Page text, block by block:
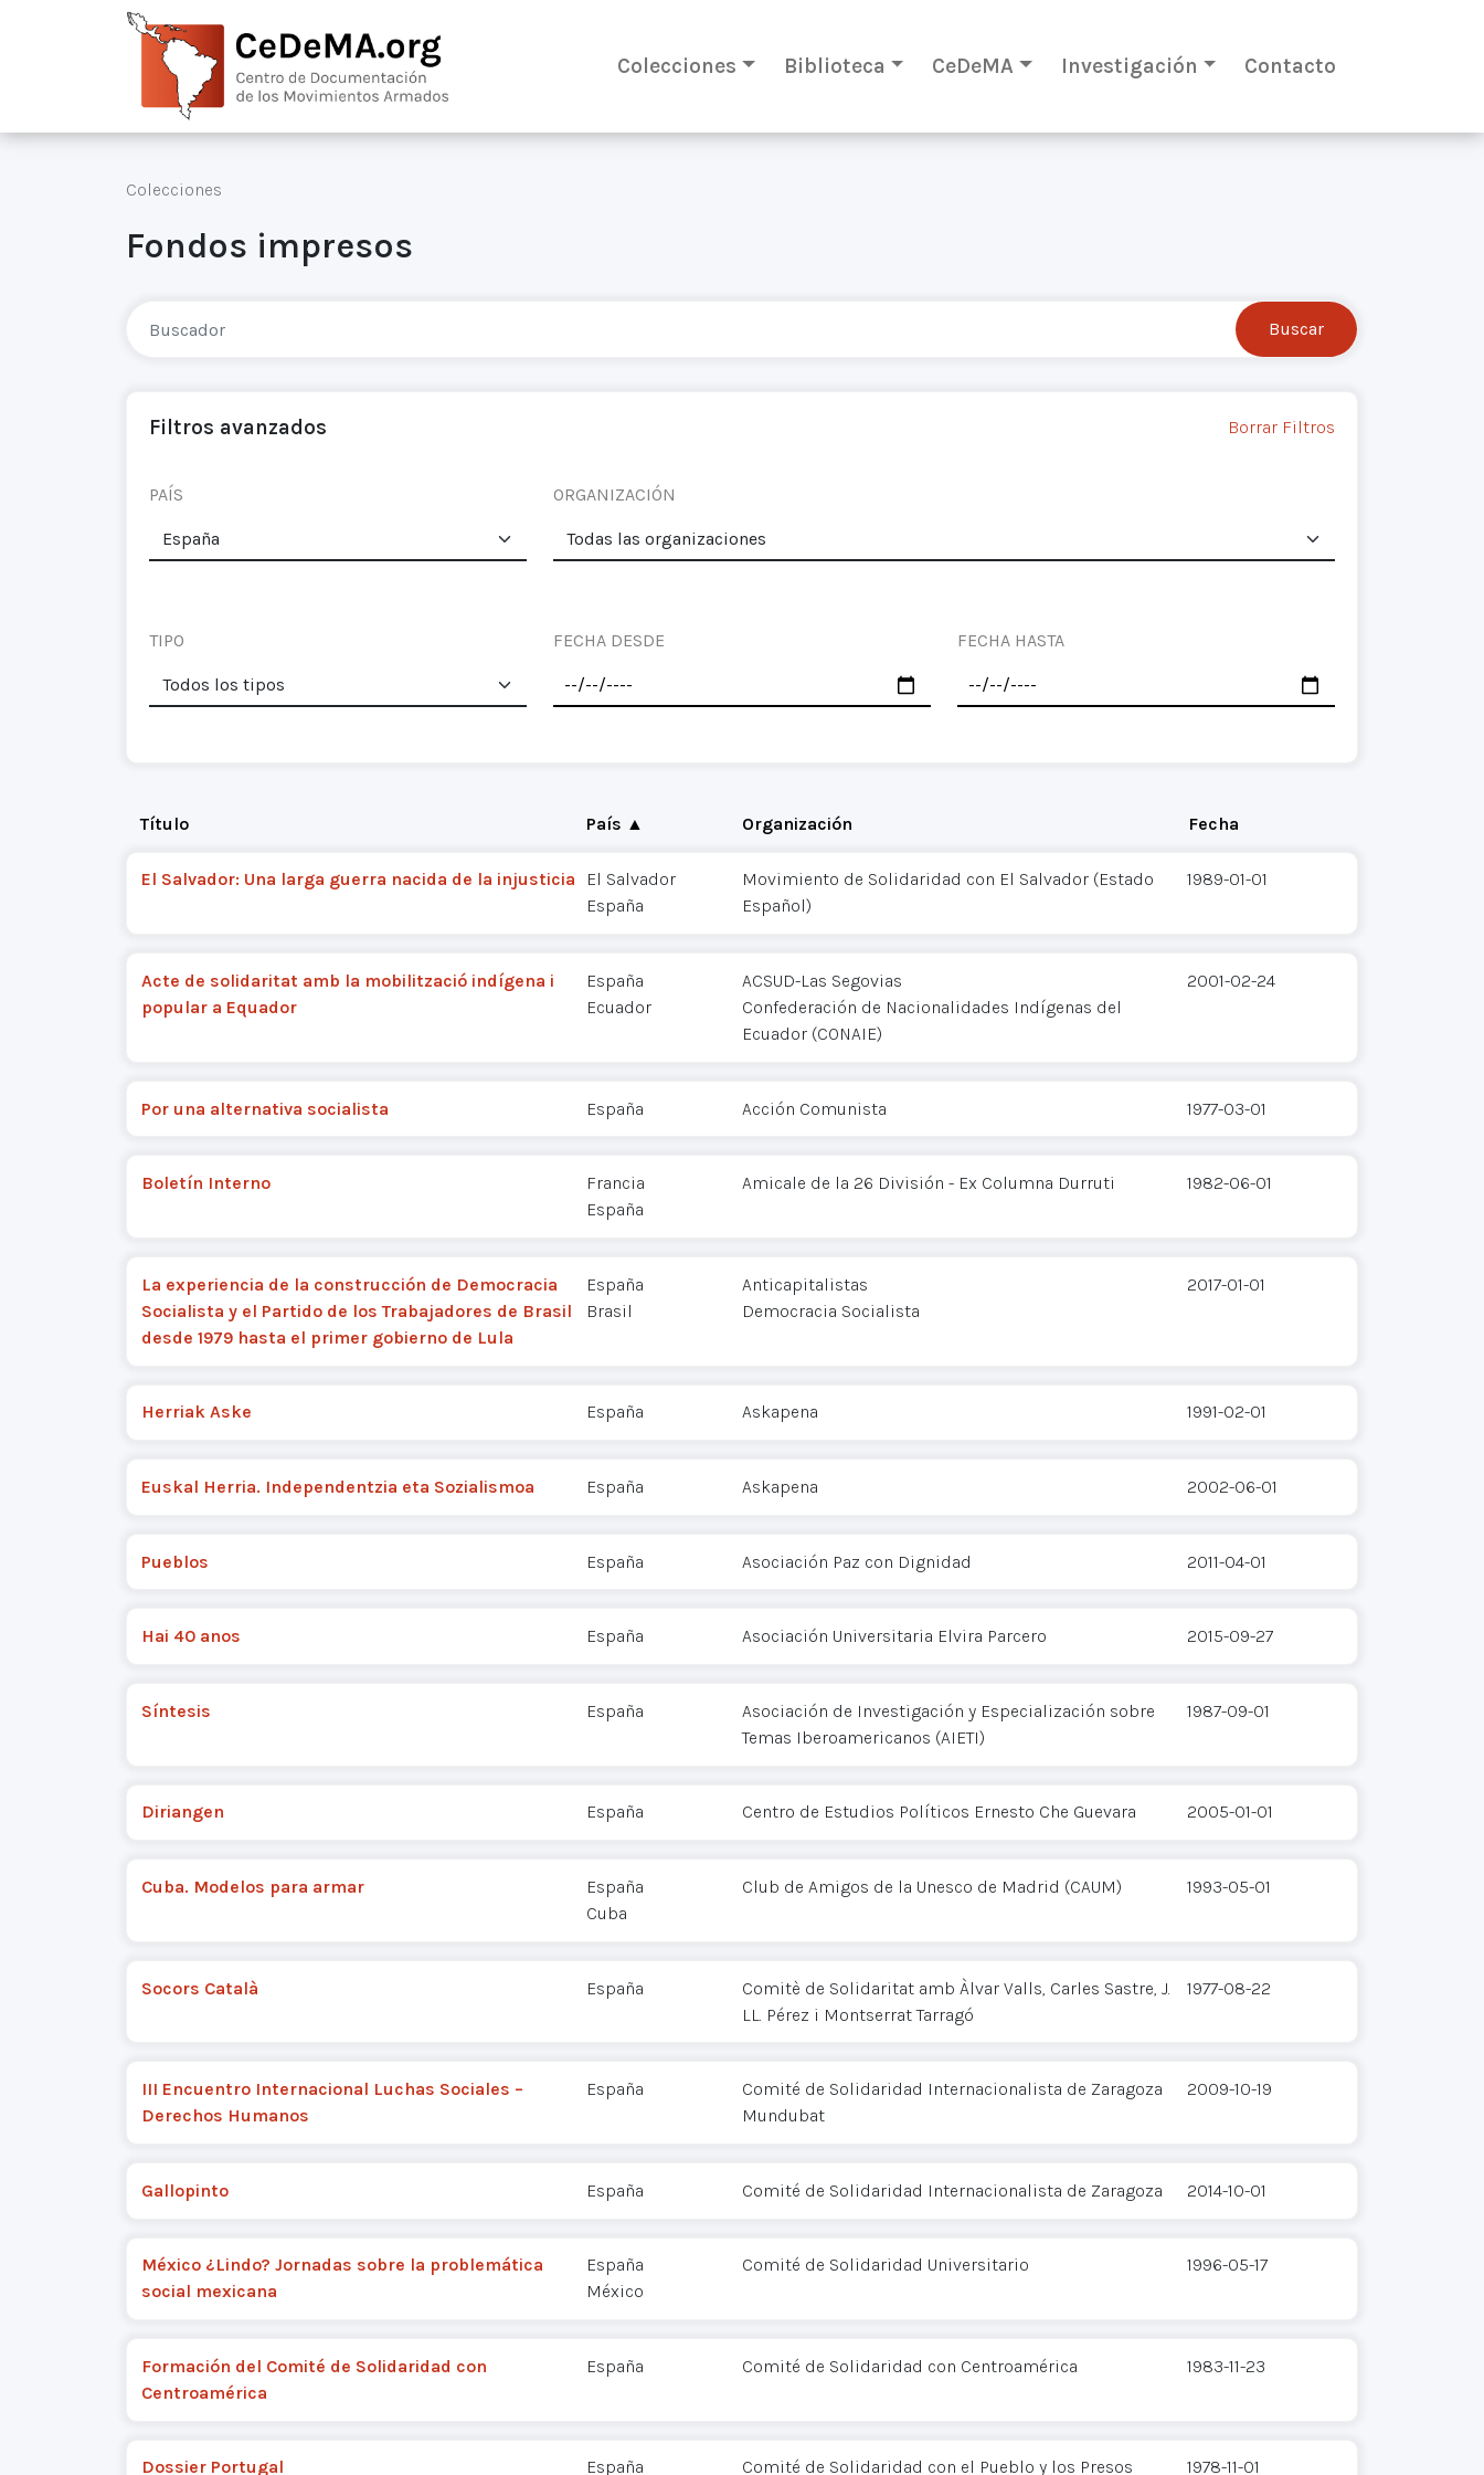
Colecciones Biblioteca CeDeMA Investigación Contacto
Colecciones
Fondos impresos
Filtros avanzados Borrar Filtros
PAÍS ORGANIZACIÓN
TIPO FECHA DESDE FECHA HASTA
Título País ▲ Organización Fecha
El Salvador: Una larga guerra nacida de la injusticia
El Salvador
España
Movimiento de Solidaridad con El Salvador (Estado
Español)
1989-01-01
Acte de solidaritat amb la mobilització indígena i
popular a Equador
España
Ecuador
ACSUD-Las Segovias
Confederación de Nacionalidades Indígenas del
Ecuador (CONAIE)
2001-02-24
Por una alternativa socialista España Acción Comunista 1977-03-01
Boletín Interno
Francia
España
Amicale de la 26 División - Ex Columna Durruti 1982-06-01
La experiencia de la construcción de Democracia
Socialista y el Partido de los Trabajadores de Brasil
desde 1979 hasta el primer gobierno de Lula
España
Brasil
Anticapitalistas
Democracia Socialista
2017-01-01
Herriak Aske España Askapena 1991-02-01
Euskal Herria. Independentzia eta Sozialismoa España Askapena 2002-06-01
Pueblos España Asociación Paz con Dignidad 2011-04-01
Hai 40 anos España Asociación Universitaria Elvira Parcero 2015-09-27
Síntesis España
Asociación de Investigación y Especialización sobre
Temas Iberoamericanos (AIETI)
1987-09-01
Diriangen España Centro de Estudios Políticos Ernesto Che Guevara 2005-01-01
Cuba. Modelos para armar
España
Cuba
Club de Amigos de la Unesco de Madrid (CAUM) 1993-05-01
Socors Català España
Comitè de Solidaritat amb Àlvar Valls, Carles Sastre, J.
LL. Pérez i Montserrat Tarragó
1977-08-22
III Encuentro Internacional Luchas Sociales –
Derechos Humanos
España
Comité de Solidaridad Internacionalista de Zaragoza
Mundubat
2009-10-19
Gallopinto España Comité de Solidaridad Internacionalista de Zaragoza 2014-10-01
México ¿Lindo? Jornadas sobre la problemática
social mexicana
España
México
Comité de Solidaridad Universitario 1996-05-17
Formación del Comité de Solidaridad con
Centroamérica
España Comité de Solidaridad con Centroamérica 1983-11-23
Dossier Portugal España Comité de Solidaridad con el Pueblo y los Presos 1978-11-01